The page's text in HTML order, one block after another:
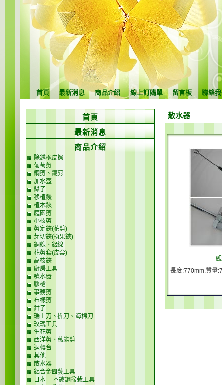
首頁 最新消息 商品介紹 線上訂購單 留言板 聯絡
散水器
長度:770mm.質量
首頁
最新消息
商品介紹
除銹橡皮擦
葡萄剪
鋼剪、鐵剪
加水壺
鑷子
移植鏝
植木鋏
庭園剪
小枝剪
剪定鋏(花剪)
芽切鋏(摘果鋏)
銅線、鋁線
花剪套(皮套)
高枝鋏
廚房工具
噴水器
膠槍
事務剪
布樣剪
鉗子
瑞士刀、折刀、海棉刀
玫瑰工具
生花剪
西洋剪、萬能剪
迴轉台
其他
散水器
鋁合金園藝工具
日本一 不鏽鋼盆栽工具